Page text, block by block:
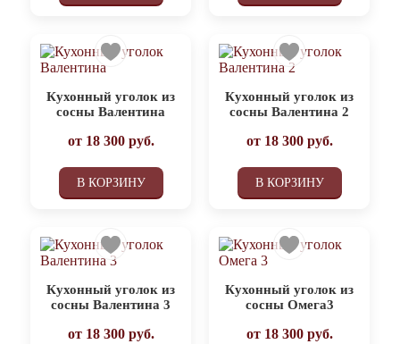
Кухонный уголок из
сосны Валентина
от 18 300руб.
В КОРЗИНУ
Кухонный уголок из
сосны Валентина 2
от 18 300руб.
В КОРЗИНУ
Кухонный уголок из
сосны Валентина 3
от 18 300руб.
Кухонный уголок из
сосны Омега3
от 18 300руб.